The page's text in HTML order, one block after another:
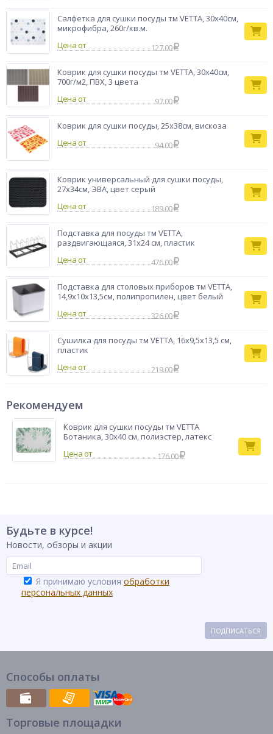
Салфетка для сушки посуды тм VETTA, 30x40см,
микрофибра, 260г/кв.м.
Цена от
127.00
Коврик для сушки посуды тм VETTA, 30х40см,
700г/м2, ПВХ, 3 цвета
Цена от
97.00
Коврик для сушки посуды, 25х38см, вискоза
Цена от
94.00
Коврик универсальный для сушки посуды,
27x34см, ЭВА, цвет серый
Цена от
189.00
Подставка для посуды тм VETTA,
раздвигающаяся, 31х24 см, пластик
Цена от
476.00
Подставка для столовых приборов тм VETTA,
14,9x10x13,5см, полипропилен, цвет белый
Цена от
326.00
Сушилка для посуды тм VETTA, 16х9,5х13,5 см,
пластик
Цена от
219.00
Рекомендуем
Коврик для сушки посуды тм VETTA
Ботаника, 30х40 см, полиэстер, латекс
176.00
Будьте в курсе!
Новости, обзоры и акции
Я принимаю условия обработки
персональных данных
ПОДПИСАТЬСЯ
Способы оплаты
Торговые площадки